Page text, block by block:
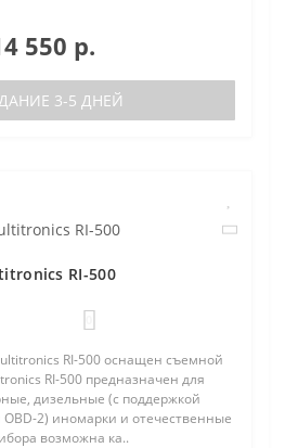
550 р.
3-5 ДНЕЙ
RI-500
RI-500 оснащен съемной
RI-500 предназначен для
дизельные (с поддержкой
OBD-2) иномарки и отечественные
возможна ка..